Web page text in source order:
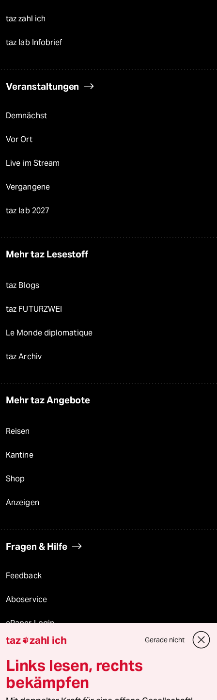
taz zahl ich
taz lab Infobrief
Veranstaltungen
Demnächst
Vor Ort
Live im Stream
Vergangene
taz lab 2027
Mehr taz Lesestoff
taz Blogs
taz FUTURZWEI
Le Monde diplomatique
taz Archiv
Mehr taz Angebote
Reisen
Kantine
Shop
Anzeigen
Fragen & Hilfe
Feedback
Aboservice
ePaper Login
Downloads für Abonnierende
© 2026 taz Verlags und Vertriebs GmbH
taz zahl ich Gerade nicht
Links lesen, rechts
bekämpfen